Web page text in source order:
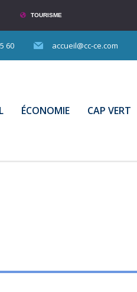
TOURISME
60 accueil@cc-ce.com
ÉCONOMIE CAP VERT